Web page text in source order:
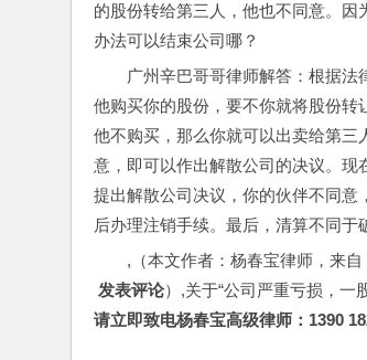
的股份转给第三人，他也不同意。
办法可以结束公司哪？
广州辛巴哥哥律师解答：根据
他购买你的股份，要不你就将股份
他不购买，那么你就可以出卖给第三
意，即可以作出解散公司的决议。现
提出解散公司决议，你的伙伴不同
后办理注销手续。最后，清算不同于
,（本文作者：杨春宝律师，来
发表评论）,关于“公司严重亏损，一
请立即致电杨春宝高级律师：1390